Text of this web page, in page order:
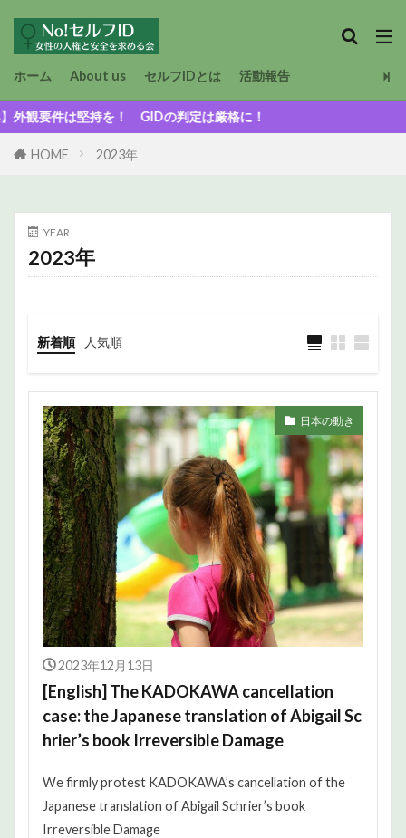
ホーム About us セルフIDとは 活動報告
を！ GIDの判定は厳格に！
HOME 2023年
YEAR
2023年
新着順 人気順
日本の動き
2023年12月13日
[English] The KADOKAWA cancellation
case: the Japanese translation of Abigail Sc
hrier’s book Irreversible Damage
We firmly protest KADOKAWA’s cancellation of the
Japanese translation of Abigail Schrier’s book
Irreversible Damage